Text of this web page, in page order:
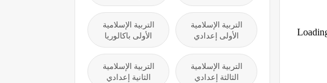
التربية الإسلامية
الأولى إعدادي
التربية الإسلامية
الأولى باكالوريا
التربية الإسلامية
الثالثة إعدادي
التربية الإسلامية
الثانية إعدادي